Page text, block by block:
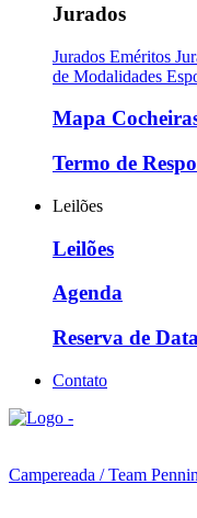
Jurados
Jurados Eméritos
de Modalidades
Mapa
Termo de
Leilões
Leilões
Agenda
Reserva de
Contato
Campereada / Team